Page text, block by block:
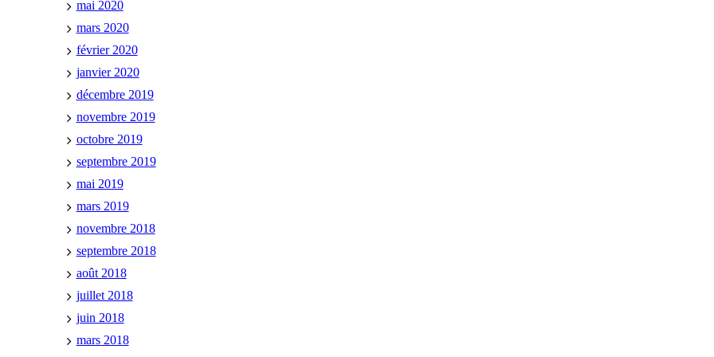
mai 2020
mars 2020
février 2020
janvier 2020
décembre 2019
novembre 2019
octobre 2019
septembre 2019
mai 2019
mars 2019
novembre 2018
septembre 2018
août 2018
juillet 2018
juin 2018
mars 2018